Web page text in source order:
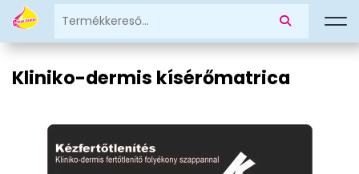
Kliniko-dermis kísérőmatrica